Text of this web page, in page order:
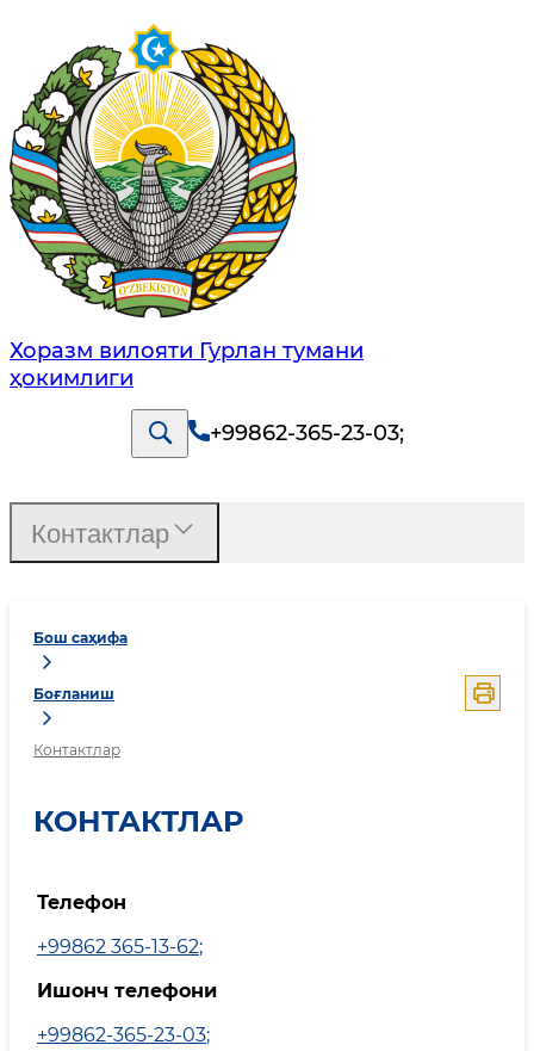
Хоразм вилояти Гурлан тумани
ҳокимлиги
+99862-365-23-03;
Бош саҳифа
Боғланиш
Контактлар
КОНТАКТЛАР
Телефон
+99862 365-13-62;
Ишонч телефони
+99862-365-23-03;
Контактлар